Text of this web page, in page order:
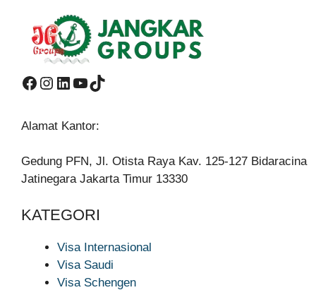
Facebook
Instagram
LinkedIn
YouTube
TikTok
Alamat Kantor:
Gedung PFN, Jl. Otista Raya Kav. 125-127 Bidaracina
Jatinegara Jakarta Timur 13330
KATEGORI
Visa Internasional
Visa Saudi
Visa Schengen